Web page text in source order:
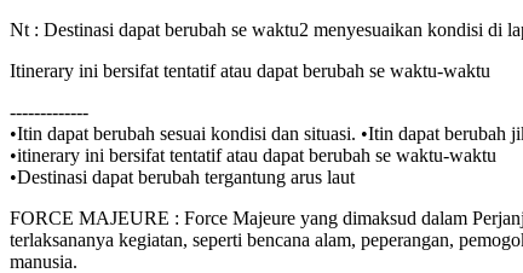
Nt : Destinasi dapat berubah se waktu2 menyesuaikan kondisi di
Itinerary ini bersifat tentatif atau dapat berubah se waktu-waktu
-------------
•Itin dapat berubah sesuai kondisi dan situasi. •Itin dapat
•itinerary ini bersifat tentatif atau dapat berubah se waktu-waktu
•Destinasi dapat berubah tergantung arus laut
FORCE MAJEURE : Force Majeure yang dimaksud dalam
terlaksananya kegiatan, seperti bencana alam, peperangan,
manusia.